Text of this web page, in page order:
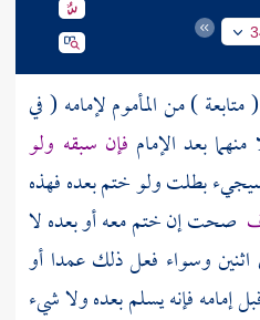
( متابعة ) من المأموم لإمامه ( في
بعد الإمام فإن سبقه ولو
بطلت ولو ختم بعده فهذه
صحت إن ختم معه أو بعده لا
وسواء فعل ذلك عمدا أو
إمامه فإنه يسلم بعده ولا شيء